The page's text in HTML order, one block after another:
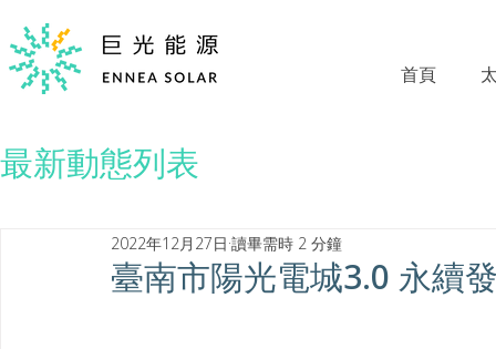
首頁
最新動態列表
臺南市陽光電城3.0 永續
2022年12月27日 讀畢需時 2 分鐘